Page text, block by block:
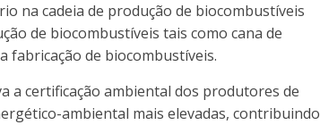
na cadeia de produção de biocombustíveis
de biocombustíveis tais como cana de
fabricação de biocombustíveis.
a certificação ambiental dos produtores de
ambiental mais elevadas, contribuindo